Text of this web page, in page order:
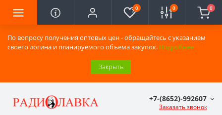
По вопросу получения оптовых цен - обращайтесь с указанием
своего логина и планируемого объема закупок. Подробнее
Закрыть
0 0 0
+7-(8652)-992607
Заказать звонок